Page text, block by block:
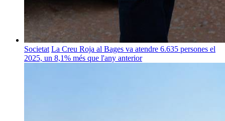
Societat La Creu Roja al Bages va atendre 6.635 persones el
2025, un 8,1% més que l'any anterior